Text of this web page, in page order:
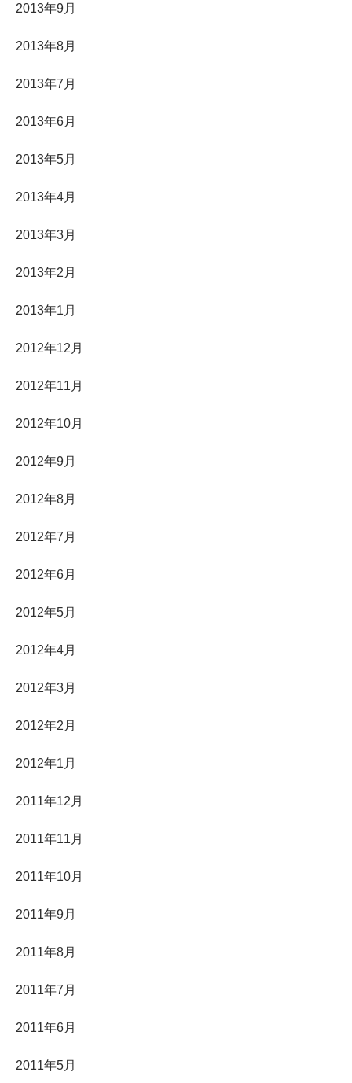
2013年9月
2013年8月
2013年7月
2013年6月
2013年5月
2013年4月
2013年3月
2013年2月
2013年1月
2012年12月
2012年11月
2012年10月
2012年9月
2012年8月
2012年7月
2012年6月
2012年5月
2012年4月
2012年3月
2012年2月
2012年1月
2011年12月
2011年11月
2011年10月
2011年9月
2011年8月
2011年7月
2011年6月
2011年5月